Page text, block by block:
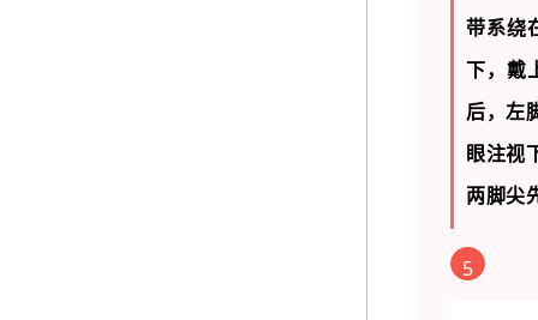
带系绕
下，戴
后，左
眼注视
两脚尖
5